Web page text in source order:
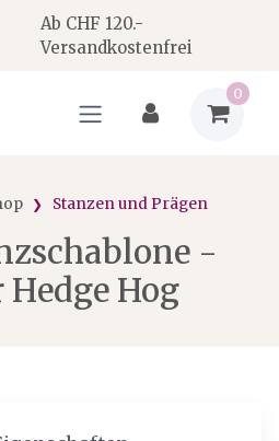
Ab CHF 120.-
Versandkostenfrei
0
Stanzen und Prägen
-
Hog